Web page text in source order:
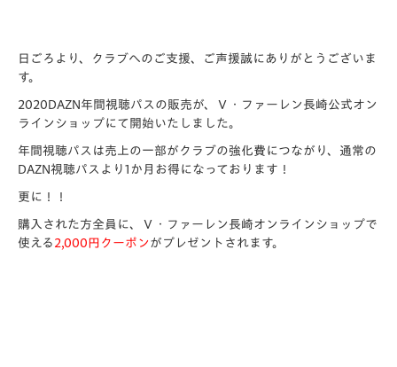
日ごろより、クラブへのご支援、ご声援誠にありがとうございま
す。
2020DAZN年間視聴パスの販売が、Ⅴ・ファーレン長崎公式オン
ラインショップにて開始いたしました。
年間視聴パスは売上の一部がクラブの強化費につながり、通常の
DAZN視聴パスより1か月お得になっております！
更に！！
購入された方全員に、Ⅴ・ファーレン長崎オンラインショップで
使える 2,000円クーポンがプレゼントされます。